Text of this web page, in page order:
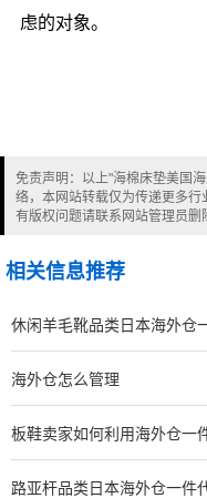
虑的对象。
免责声明：以上"海棉床垫美国
络，本网站转载仅为传递更多
有版权问题请联系网站管理员删
相关信息推荐
休闲羊毛靴品类日本海外仓
海外仓怎么管理
板鞋卖家如何利用海外仓一
路亚杆品类日本海外仓一件